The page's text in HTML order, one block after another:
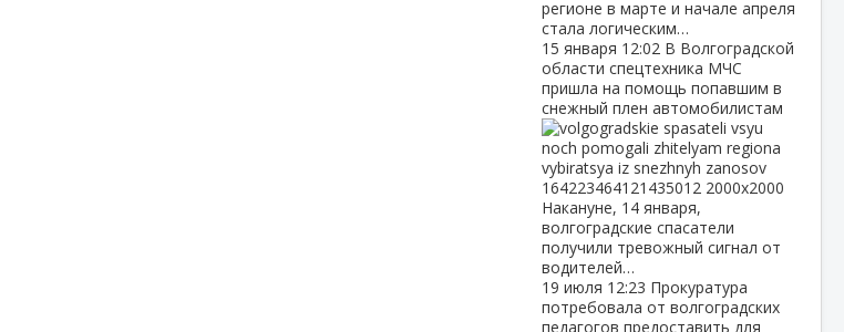
регионе в марте и начале апреля
стала логическим…
15 января 12:02 В Волгоградской
области спецтехника МЧС
пришла на помощь попавшим в
снежный плен автомобилистам
Накануне, 14 января,
волгоградские спасатели
получили тревожный сигнал от
водителей…
19 июля 12:23 Прокуратура
потребовала от волгоградских
педагогов предоставить для